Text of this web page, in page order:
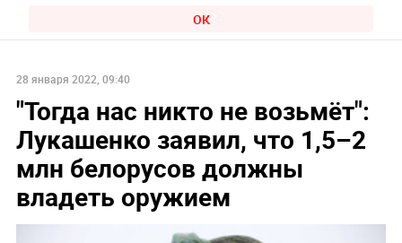
ОК
28 января 2022, 09:40
"Тогда нас никто не возьмёт":
Лукашенко заявил, что 1,5–2
млн белорусов должны
владеть оружием